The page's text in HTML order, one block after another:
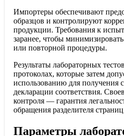
Импортеры обеспечивают
образцов и контролируют
продукции. Требования к
заранее, чтобы
или повторной процедуры.
Результаты лабораторных
протоколах, которые затем
использованию для получения
декларации соответствия.
контроля — гарантия
обращения разделителя
Параметры